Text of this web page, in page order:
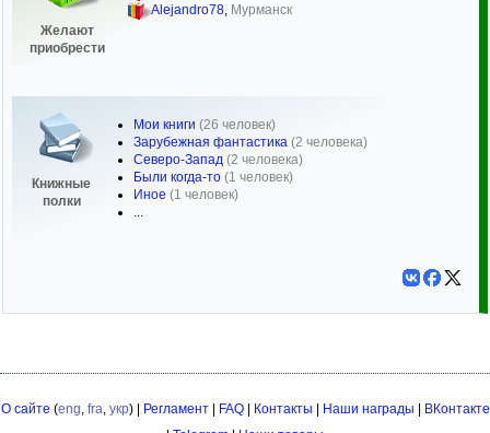
Желают
приобрести
Alejandro78 Мурманск
Книжные
полки
Мои книги (26 человек)
Зарубежная фантастика (2 человека)
Северо-Запад (2 человека)
Были когда-то (1 человек)
Иное (1 человек)
...
О сайте (eng, fra, укр) | Регламент| FAQ| Контакты Наши награды
ВКонтакте